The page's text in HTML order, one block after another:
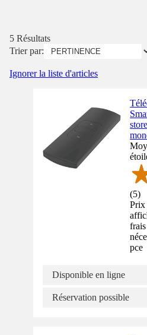
5 Résultats
Trier par:
Ignorer la liste d'articles
(5)
pce
Disponible en ligne
Réservation possible